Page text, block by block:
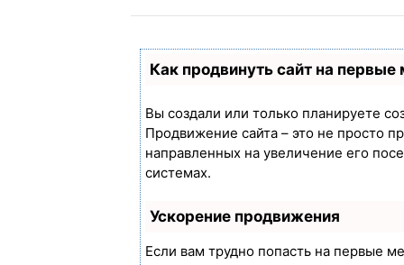
Как продвинуть сайт на первые
Вы создали или только планируете
Продвижение сайта – это не просто
направленных на увеличение его
системах.
Ускорение продвижения
Если вам трудно попасть на первые